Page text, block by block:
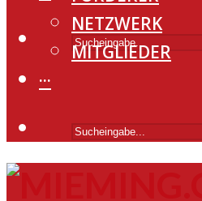
NETZWERK
MITGLIEDER
···